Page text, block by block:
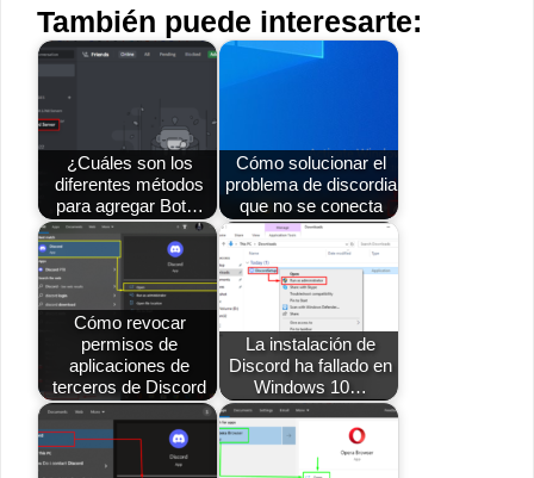
También puede interesarte:
¿Cuáles son los
diferentes métodos
para agregar Bot…
Cómo solucionar el
problema de discordia
que no se conecta
Cómo revocar
permisos de
aplicaciones de
terceros de Discord
La instalación de
Discord ha fallado en
Windows 10…